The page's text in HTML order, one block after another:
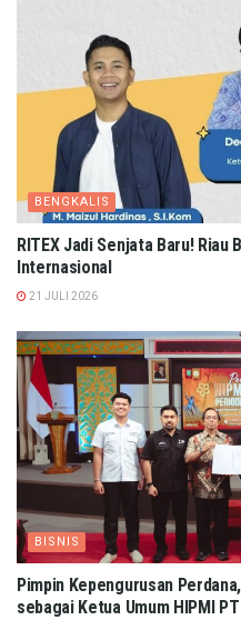
BENGKALIS
RITEX Jadi Senjata Baru!
Internasional
21 JULI 2026
BISNIS
Pimpin Kepengurusan
sebagai Ketua Umum HIPMI